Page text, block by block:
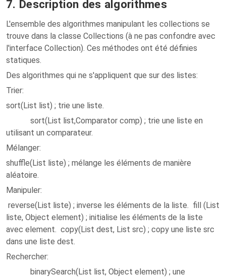
7. Description des algorithmes
L'ensemble des algorithmes manipulant les collections se
trouve dans la classe Collections (à ne pas confondre avec
l'interface Collection). Ces méthodes ont été définies
statiques.
Des algorithmes qui ne s'appliquent que sur des listes:
Trier:
sort(List list) ; trie une liste.
sort(List list,Comparator comp) ; trie une liste en
utilisant un comparateur.
Mélanger:
shuffle(List liste) ; mélange les éléments de manière
aléatoire.
Manipuler:
reverse(List liste) ; inverse les éléments de la liste. fill (List
liste, Object element) ; initialise les éléments de la liste
avec element. copy(List dest, List src) ; copy une liste src
dans une liste dest.
Rechercher:
binarySearch(List list, Object element) ; une